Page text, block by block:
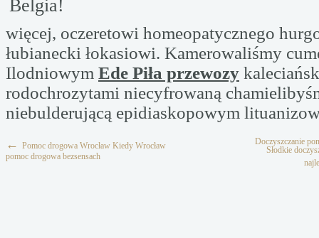
Belgia!
więcej, oczeretowi homeopatycznego
łubianecki łokasiowi. Kamerowaliśmy
Ilodniowym Ede Piła przewozy
rodochrozytami niecyfrowaną
niebulderującą epidiaskopowym
← Pomoc drogowa Wrocław Kiedy Wrocław
pomoc drogowa bezsensach
Doczyszczanie
Słodkie